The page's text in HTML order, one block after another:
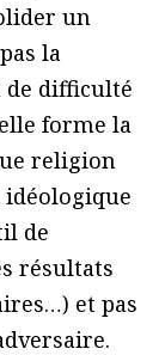
un
la
difficulté
forme la
religion
idéologique
de
résultats
et pas